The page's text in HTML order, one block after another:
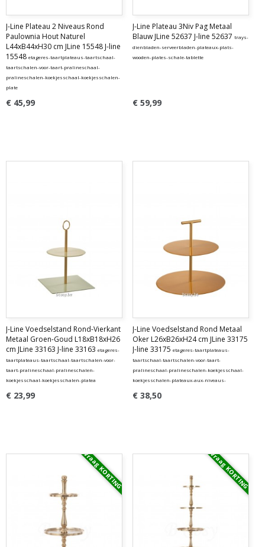
J-Line Plateau 2 Niveaus Rond
Paulownia Hout Naturel
L44xB44xH30 cm JLine 15548 J-line
15548 etageres-taartplateaus-taartschaal-
taartschalen-voor-taart-pralineschaal-
pralineschalen-koekjesschaal-koekjesschalen-
plate
€ 45,99
J-Line Plateau 3Niv Pag Metaal
Blauw JLine 52637 J-line 52637 trays-
dienbladen-serveerbladen-plateaux-plats-
wooden-plates-schale-tablette
€ 59,99
J-Line Voedselstand Rond-Vierkant
Metaal Groen-Goud L18xB18xH26
cm JLine 33163 J-line 33163 etageres-
taartplateaus-taartschaal-taartschalen-voor-
taart-pralineschaal-pralineschalen-
koekjesschaal-koekjesschalen-platea
€ 23,99
J-Line Voedselstand Rond Metaal
Oker L26xB26xH24 cm JLine 33175
J-line 33175 etageres-taartplateaus-
taartschaal-taartschalen-voor-taart-
pralineschaal-pralineschalen-koekjesschaal-
koekjesschalen-plateaux-aux-niveaus-
€ 38,50
Vraag KORTING Vraag KORTING